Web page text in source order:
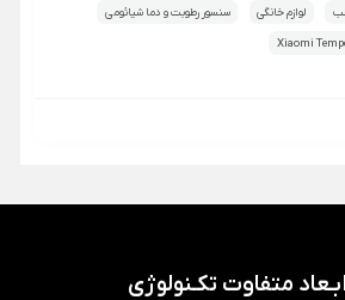
لوازم خانگی
سنسور رطوبت و دما شیائومی
Xiaomi
ابـعاد متفاوت تکـنولوژی